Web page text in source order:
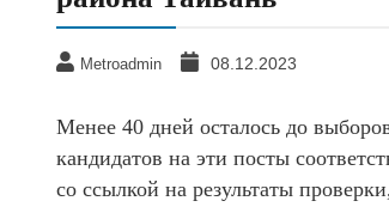
Metroadmin 08.12.2023
Менее 40 дней осталось до
кандидатов на эти посты
со ссылкой на результаты